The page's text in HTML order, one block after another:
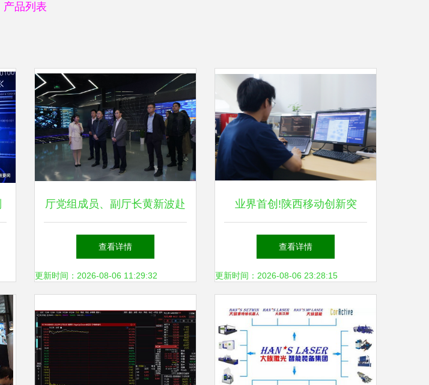
产品列表
厅党组成员、副厅长黄新波赴
中国移动云能力中心调研网络
技术研发
查看详情
更新时间：2026-08-06 11:29:32
业界首创!陕西移动创新突
破“覆盖空洞”识别难题 助力信
号升格与网络技术升级
查看详情
更新时间：2026-08-06 23:28:15